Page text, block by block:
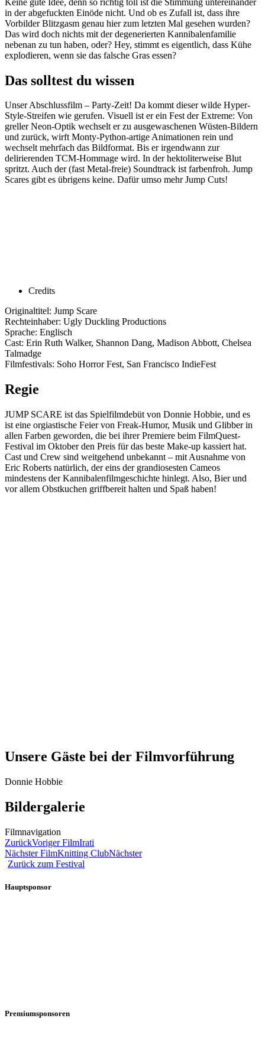
in der abgefuckten Einöde nicht. Und ob es Zufall ist, dass ihre
Vorbilder Blitzgasm genau hier zum letzten Mal gesehen wurden?
Das wird doch nichts mit der degenerierten Kannibalenfamilie
nebenan zu tun haben, oder? Hey, stimmt es eigentlich, dass Kühe
explodieren, wenn sie das falsche Gras essen?
Das solltest du wissen
Unser Abschlussfilm – Party-Zeit! Da kommt dieser wilde Hyper-
Style-Streifen wie gerufen. Visuell ist er ein Fest der Extreme: Von
greller Neon-Optik wechselt er zu ausgewaschenen Wüsten-Bildern
und zurück, wirft Monty-Python-artige Animationen rein und
wechselt mehrfach das Bildformat. Bis er irgendwann zur
delirierenden TCM-Hommage wird. In der hektoliterweise Blut
spritzt. Auch der (fast Metal-freie) Soundtrack ist farbenfroh. Jump
Scares gibt es übrigens keine. Dafür umso mehr Jump Cuts!
Credits
Originaltitel: Jump Scare
Rechteinhaber: Ugly Duckling Productions
Sprache: Englisch
Cast: Erin Ruth Walker, Shannon Dang, Madison Abbott, Chelsea
Talmadge
Filmfestivals: Soho Horror Fest, San Francisco IndieFest
Regie
JUMP SCARE ist das Spielfilmdebüt von Donnie Hobbie, und es
ist eine orgiastische Feier von Freak-Humor, Musik und Glibber in
allen Farben geworden, die bei ihrer Premiere beim FilmQuest-
Festival im Oktober den Preis für das beste Make-up kassiert hat.
Cast und Crew sind weitgehend unbekannt – mit Ausnahme von
Eric Roberts natürlich, der eins der grandiosesten Cameos
mindestens der Kannibalenfilmgeschichte hinlegt. Also, Bier und
vor allem Obstkuchen griffbereit halten und Spaß haben!
Unsere Gäste bei der Filmvorführung
Donnie Hobbie
Bildergalerie
Filmnavigation
ZurückVoriger FilmIrati
Nächster FilmKnitting ClubNächster
Zurück zum Festival
Hauptsponsor
Premiumsponsoren